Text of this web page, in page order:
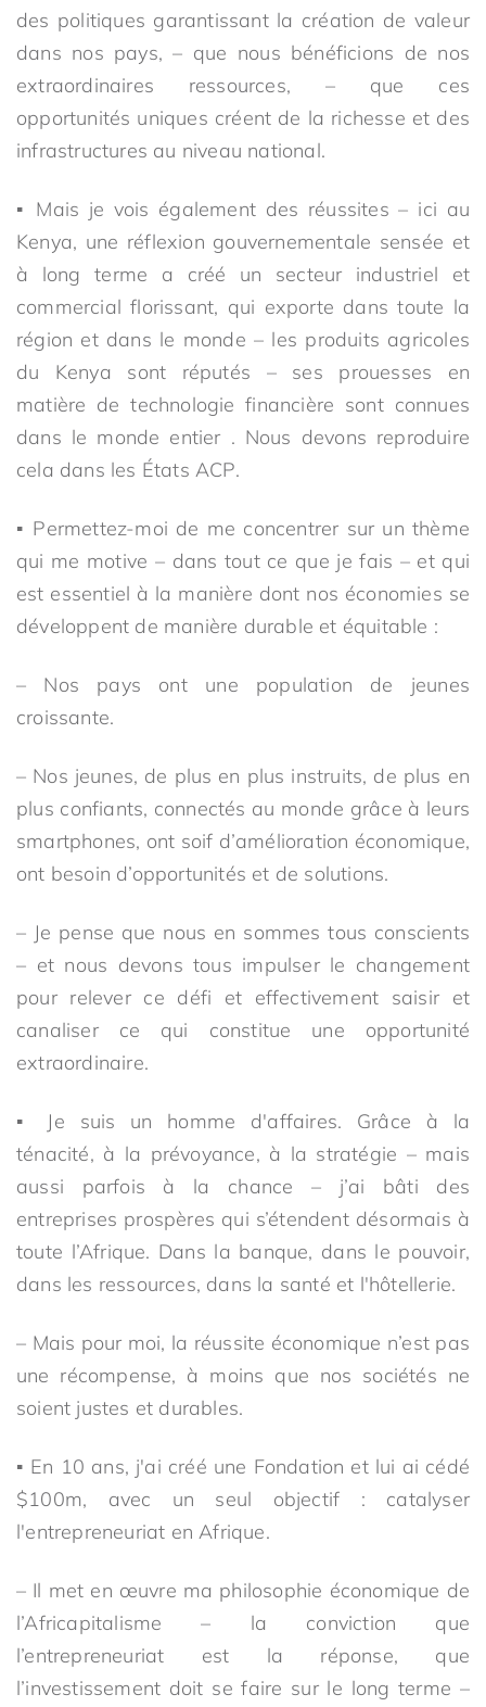
des politiques garantissant la création de valeur
dans nos pays, – que nous bénéficions de nos
extraordinaires ressources, – que ces
opportunités uniques créent de la richesse et des
infrastructures au niveau national.
▪ Mais je vois également des réussites – ici au
Kenya, une réflexion gouvernementale sensée et
à long terme a créé un secteur industriel et
commercial florissant, qui exporte dans toute la
région et dans le monde – les produits agricoles
du Kenya sont réputés – ses prouesses en
matière de technologie financière sont connues
dans le monde entier . Nous devons reproduire
cela dans les États ACP.
▪ Permettez-moi de me concentrer sur un thème
qui me motive – dans tout ce que je fais – et qui
est essentiel à la manière dont nos économies se
développent de manière durable et équitable :
– Nos pays ont une population de jeunes
croissante.
– Nos jeunes, de plus en plus instruits, de plus en
plus confiants, connectés au monde grâce à leurs
smartphones, ont soif d’amélioration économique,
ont besoin d’opportunités et de solutions.
– Je pense que nous en sommes tous conscients
– et nous devons tous impulser le changement
pour relever ce défi et effectivement saisir et
canaliser ce qui constitue une opportunité
extraordinaire.
▪ Je suis un homme d'affaires. Grâce à la
ténacité, à la prévoyance, à la stratégie – mais
aussi parfois à la chance – j’ai bâti des
entreprises prospères qui s’étendent désormais à
toute l’Afrique. Dans la banque, dans le pouvoir,
dans les ressources, dans la santé et l'hôtellerie.
– Mais pour moi, la réussite économique n’est pas
une récompense, à moins que nos sociétés ne
soient justes et durables.
▪ En 10 ans, j'ai créé une Fondation et lui ai cédé
$100m, avec un seul objectif : catalyser
l'entrepreneuriat en Afrique.
– Il met en œuvre ma philosophie économique de
l’Africapitalisme – la conviction que
l’entrepreneuriat est la réponse, que
l’investissement doit se faire sur le long terme –